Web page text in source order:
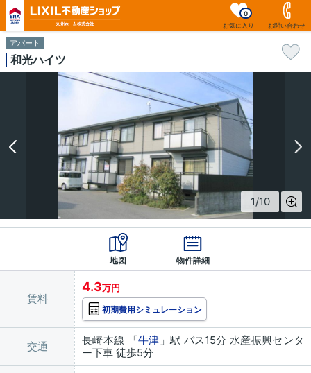
お気に入り
0
お問い合わせ
アパート
和光ハイツ
1/10
地図 物件詳細
賃料
4.3万円
初期費用シミュレーション
交通 長崎本線 「牛津 」駅 バス15分 水産振興センタ
ー下車 徒歩5分